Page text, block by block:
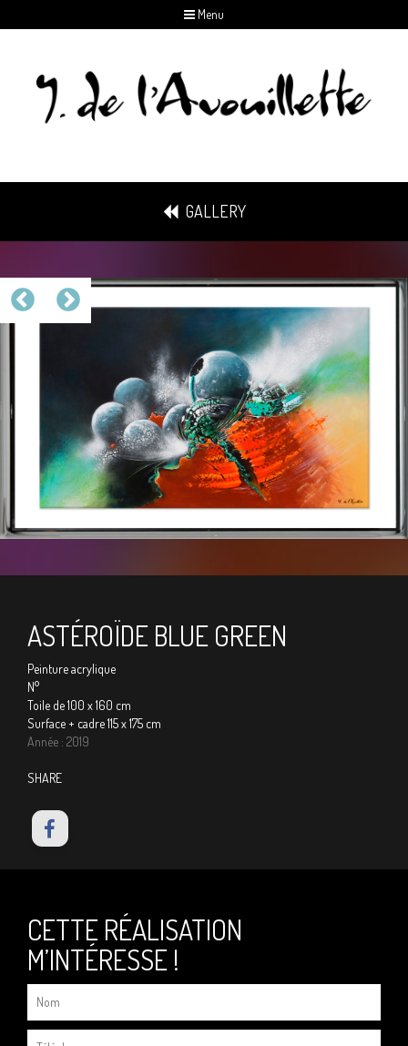
Menu
GALLERY
ASTÉROÏDE BLUE GREEN
Peinture acrylique
N°
Toile de 100 x 160 cm
Surface + cadre 115 x 175 cm
Année : 2019
SHARE
CETTE RÉALISATION
M’INTÉRESSE !